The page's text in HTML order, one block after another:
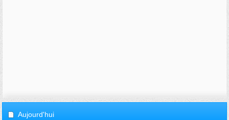
Aujourd'hui